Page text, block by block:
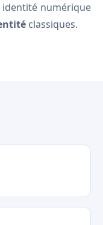
numérique
classiques.